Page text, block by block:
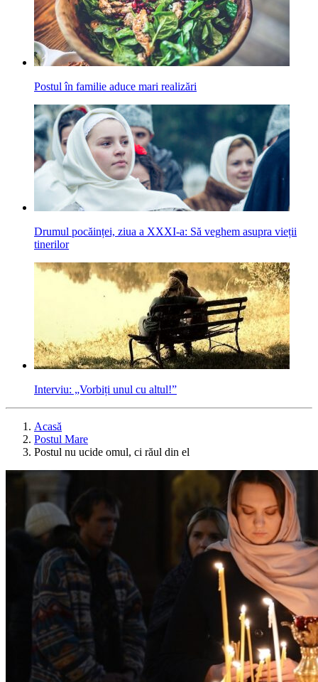
Postul în familie aduce mari realizări
Drumul pocăinței, ziua a XXXI-a: Să veghem asupra vieții
tinerilor
Interviu: „Vorbiți unul cu altul!”
Acasă
Postul Mare
Postul nu ucide omul, ci răul din el